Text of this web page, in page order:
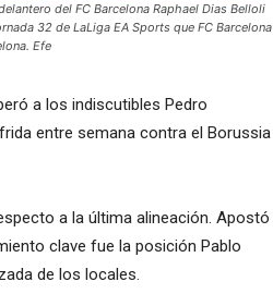
delantero del FC Barcelona Raphael Dias Belloli
32 de LaLiga EA Sports que FC Barcelona
Efe
a los indiscutibles Pedro
entre semana contra el Borussia
a la última alineación. Apostó
clave fue la posición Pablo
de los locales.